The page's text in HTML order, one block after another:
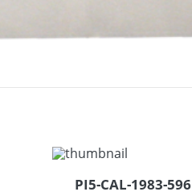
PI5-CAL-1983-596